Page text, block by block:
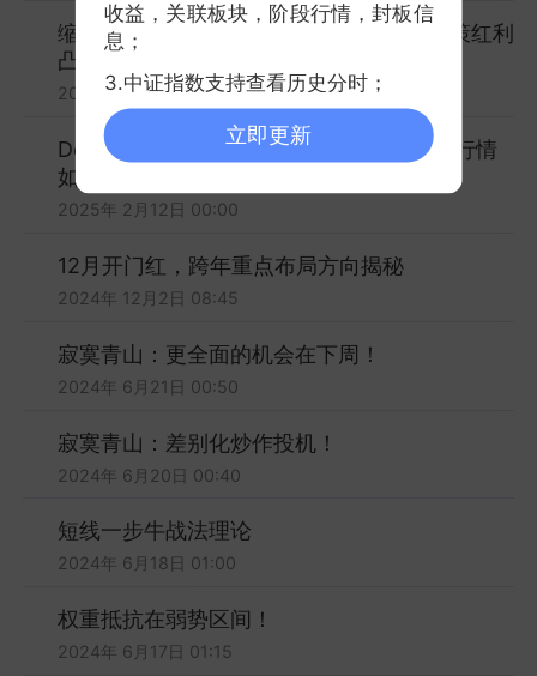
缩量调整下的 5 大投资主线，贵金属与政策红利
凸显
2025年 3月31日 01:00
DeepSeek催生科技牛纵深发展，A股春躁行情
如何擒牛
2025年 2月12日 00:00
12月开门红，跨年重点布局方向揭秘
2024年 12月2日 08:45
寂寞青山：更全面的机会在下周！
2024年 6月21日 00:50
寂寞青山：差别化炒作投机！
2024年 6月20日 00:40
短线一步牛战法理论
2024年 6月18日 01:00
权重抵抗在弱势区间！
2024年 6月17日 01:15
收益，关联板块，阶段行情，封板信
息；
3.中证指数支持查看历史分时；
立即更新